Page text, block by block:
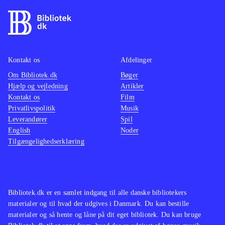
enkeltstående til oplæsning. Bogen er
velegnet til diskussion af opvækstens
betydning. Flot forside
romaner ved at "der skal læses
mellem linjerne". Unge Dorte i Helle
HellesDette burde skrives i nutid
June har meget til fælles. Helle Helle
skriver dog mere humoristisk
Bibliotek.dk er en samlet indgang til alle danske bibliotekers
materialer og til hvad der udgives i Danmark. Du kan bestille
materialer og så hente og låne på dit eget bibliotek. Du kan bruge
Kontakt os
Om Bibliotek.dk
Hjælp og vejledning
Kontakt os
Privatlivspolitik
Leverandører
English
Tilgængelighedserklæring
Afdelinger
Bøger
Artikler
Film
Musik
Spil
Noder